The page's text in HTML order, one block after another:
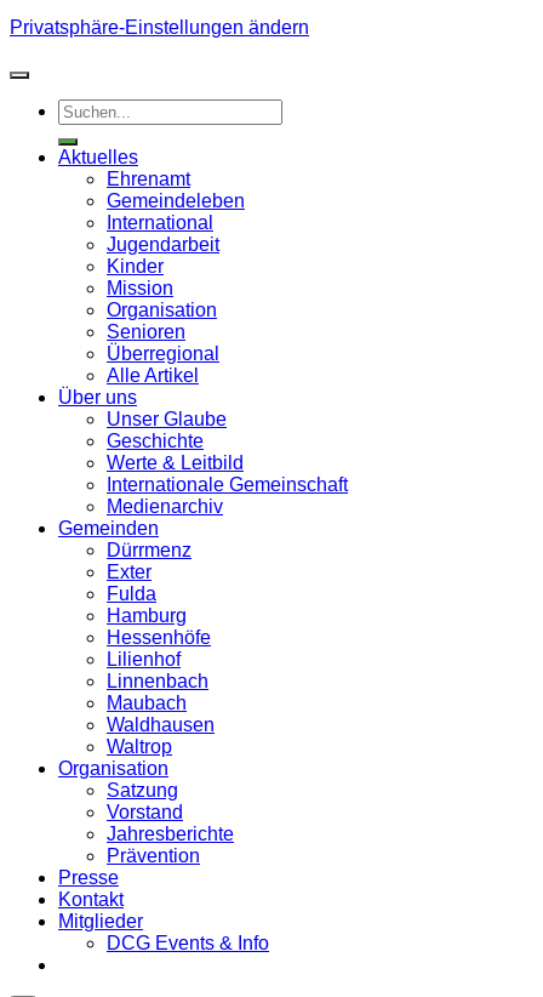
Privatsphäre-Einstellungen ändern
Aktuelles
Ehrenamt
Gemeindeleben
International
Jugendarbeit
Kinder
Mission
Organisation
Senioren
Überregional
Alle Artikel
Über uns
Unser Glaube
Geschichte
Werte & Leitbild
Internationale Gemeinschaft
Medienarchiv
Gemeinden
Dürrmenz
Exter
Fulda
Hamburg
Hessenhöfe
Lilienhof
Linnenbach
Maubach
Waldhausen
Waltrop
Organisation
Satzung
Vorstand
Jahresberichte
Prävention
Presse
Kontakt
Mitglieder
DCG Events & Info